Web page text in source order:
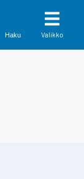
Haku Valikko